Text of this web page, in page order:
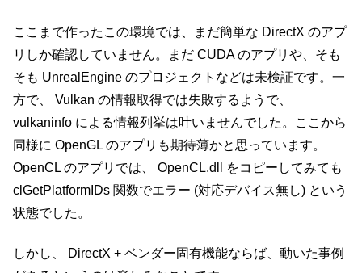
ここまで作ったこの環境では、まだ簡単な DirectX のアプ
リしか確認していません。まだ CUDA のアプリや、そも
そも UnrealEngine のプロジェクトなどは未検証です。一
方で、 Vulkan の情報取得では失敗するようで、
vulkaninfo による情報列挙は叶いませんでした。ここから
同様に OpenGL のアプリも期待薄かと思っています。
OpenCL のアプリでは、 OpenCL.dll をコピーしてみても
clGetPlatformIDs 関数でエラー (対応デバイス無し) という
状態でした。
しかし、 DirectX + ベンダー固有機能ならば、動いた事例